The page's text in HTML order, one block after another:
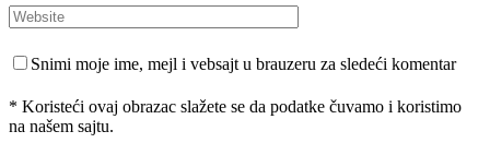
Snimi moje ime, mejl i vebsajt u brauzeru za sledeći komentar
* Koristeći ovaj obrazac slažete se da podatke čuvamo i koristimo
na našem sajtu.